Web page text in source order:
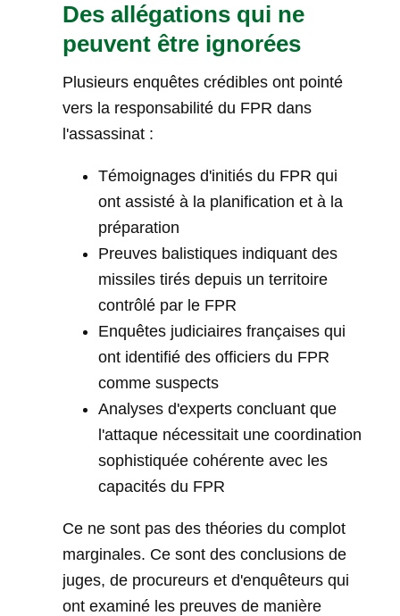
Des allégations qui ne
peuvent être ignorées
Plusieurs enquêtes crédibles ont pointé
vers la responsabilité du FPR dans
l'assassinat :
Témoignages d'initiés du FPR qui
ont assisté à la planification et à la
préparation
Preuves balistiques indiquant des
missiles tirés depuis un territoire
contrôlé par le FPR
Enquêtes judiciaires françaises qui
ont identifié des officiers du FPR
comme suspects
Analyses d'experts concluant que
l'attaque nécessitait une coordination
sophistiquée cohérente avec les
capacités du FPR
Ce ne sont pas des théories du complot
marginales. Ce sont des conclusions de
juges, de procureurs et d'enquêteurs qui
ont examiné les preuves de manière